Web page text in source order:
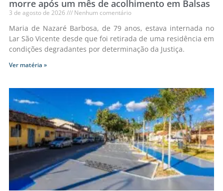
morre após um mês de acolhimento em Balsas
3 de agosto de 2026 Nenhum comentário
Maria de Nazaré Barbosa, de 79 anos, estava internada no
Lar São Vicente desde que foi retirada de uma residência em
condições degradantes por determinação da Justiça.
Ver matéria »